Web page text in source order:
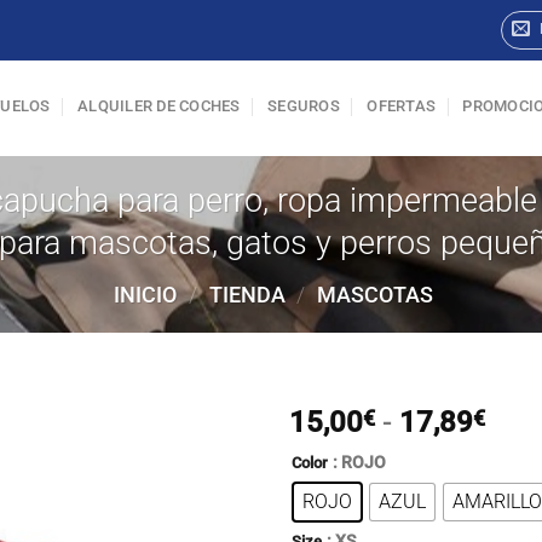
ALQUILER DE COCHES SEGUROS OFERTAS
para perro, ropa
mascotas, gatos y perros
INICIO / TIENDA / MASCOTAS
15,00€ - 17,89€
Color : ROJO
ROJO AZUL AMARILLO